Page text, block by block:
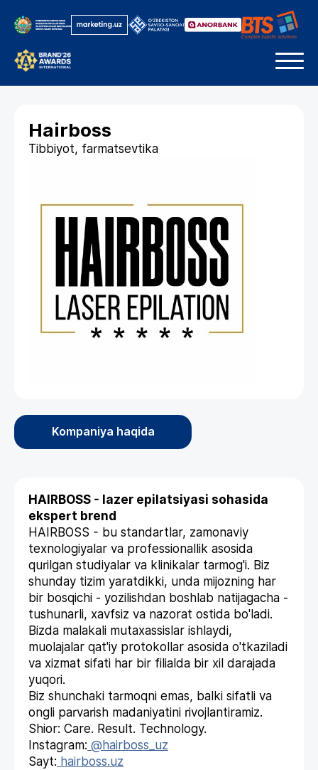
Hairboss
Tibbiyot, farmatsevtika
Kompaniya haqida
HAIRBOSS - lazer epilatsiyasi sohasida
ekspert brend
HAIRBOSS - bu standartlar, zamonaviy
texnologiyalar va professionallik asosida
qurilgan studiyalar va klinikalar tarmog'i. Biz
shunday tizim yaratdikki, unda mijozning har
bir bosqichi - yozilishdan boshlab natijagacha -
tushunarli, xavfsiz va nazorat ostida bo'ladi.
Bizda malakali mutaxassislar ishlaydi,
muolajalar qat'iy protokollar asosida o'tkaziladi
va xizmat sifati har bir filialda bir xil darajada
yuqori.
Biz shunchaki tarmoqni emas, balki sifatli va
ongli parvarish madaniyatini rivojlantiramiz.
Shior: Care. Result. Technology.
Instagram: @hairboss_uz
Sayt: hairboss.uz